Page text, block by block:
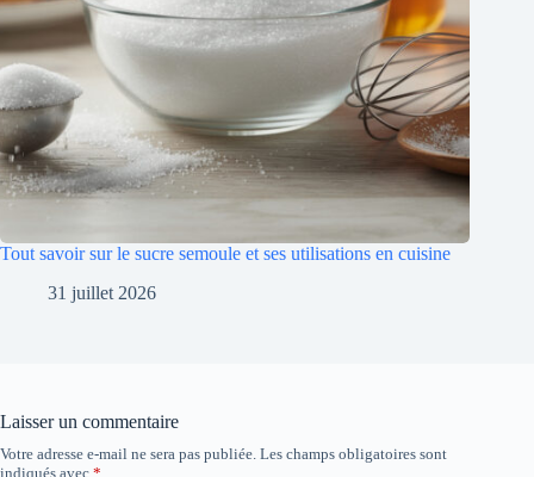
Tout savoir sur le sucre semoule et ses utilisations en cuisine
31 juillet 2026
Laisser un commentaire
Votre adresse e-mail ne sera pas publiée. Les champs obligatoires sont
indiqués avec *